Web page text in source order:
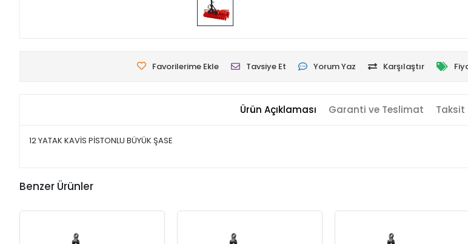
Favorilerime Ekle Tavsiye Et Yorum Yaz Karşılaştır
Ürün Açıklaması Garanti ve Teslimat Taksit
12 YATAK KAVİS PİSTONLU BÜYÜK ŞASE
Benzer Ürünler